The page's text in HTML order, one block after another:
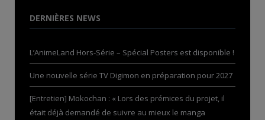
DERNIÈRES NEWS
L’AnimeLand Hors-Série – Spécial Posters est disponible !
Une nouvelle série TV Digimon en préparation pour 2027
[Entretien] Mokochan : « Lors des prémices du projet, il
était déjà demandé de suivre au mieux le manga